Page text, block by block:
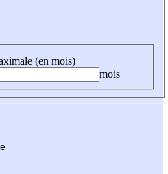
(en mois)
mois